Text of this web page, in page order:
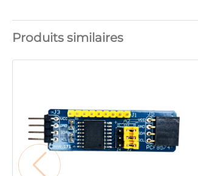
Produits similaires